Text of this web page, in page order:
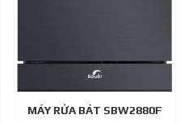
MÁY RỬA BÁT SBW2880F